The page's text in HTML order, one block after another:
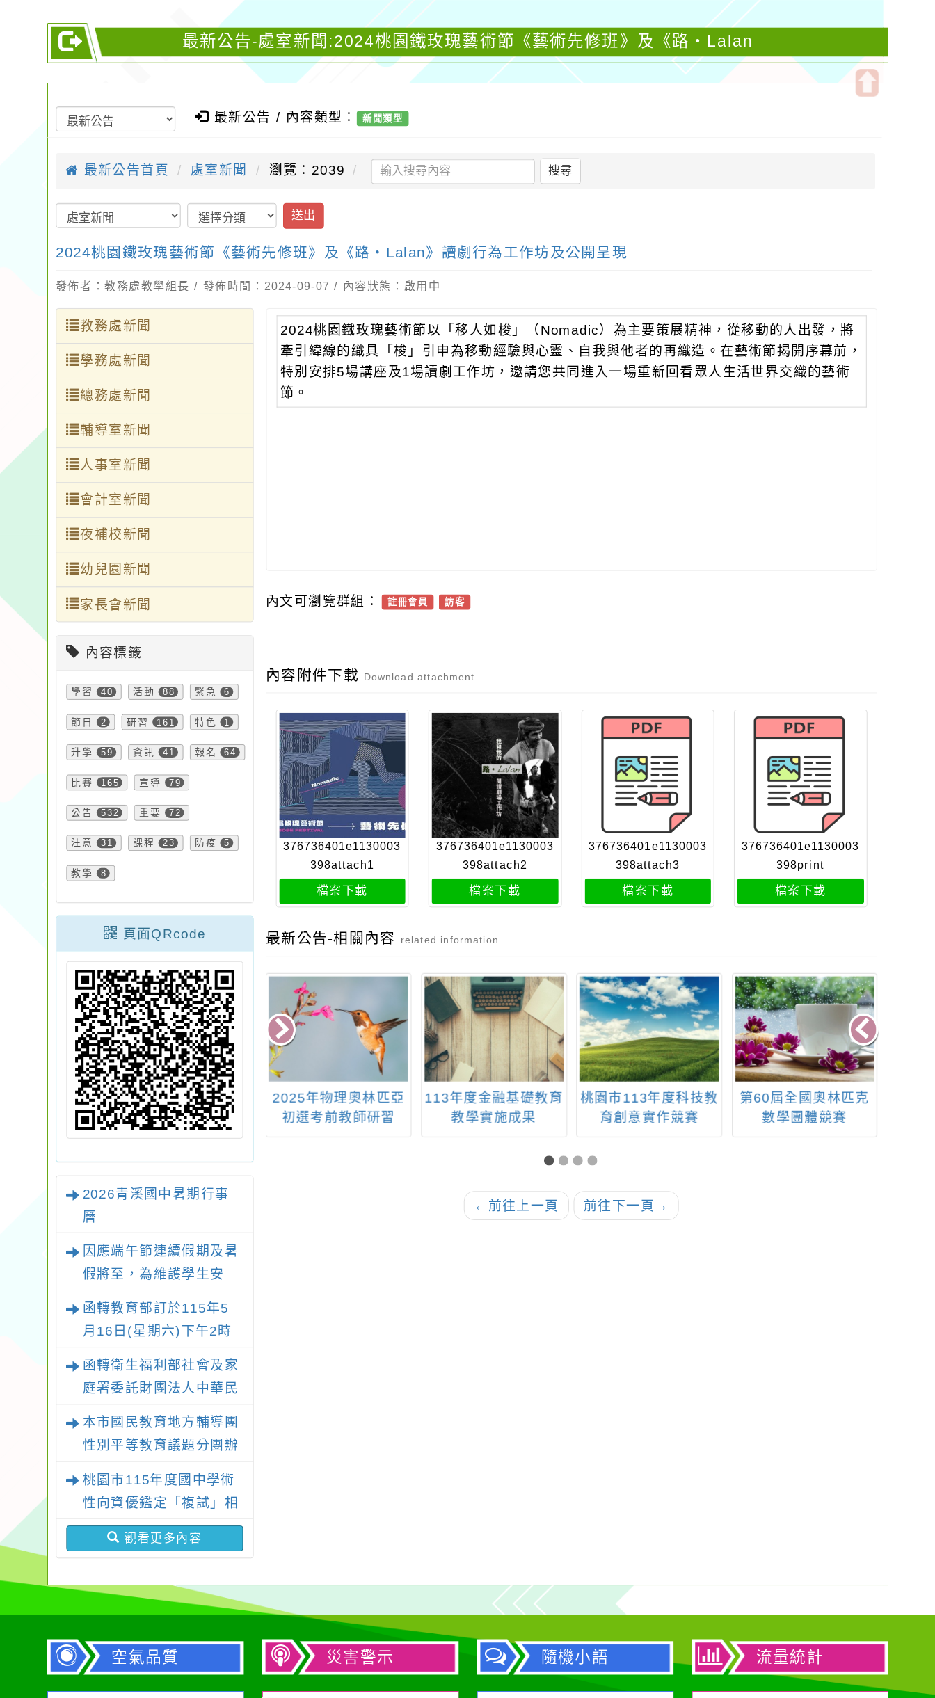
最新公告-處室新聞:2024桃園鐵玫瑰藝術節《藝術先修班》及《路・Lalan
最新公告 / 內容類型： 新聞類型
最新公告首頁 處室新聞 瀏覽：2039 搜尋
送出
2024桃園鐵玫瑰藝術節《藝術先修班》及《路・Lalan》讀劇行為工作坊及公開呈現
發佈者：教務處教學組長 / 發佈時間：2024-09-07 / 內容狀態：啟用中
教務處新聞
學務處新聞
總務處新聞
輔導室新聞
人事室新聞
會計室新聞
夜補校新聞
幼兒園新聞
家長會新聞
內容標籤
學習 40 活動 88 緊急 6
節日 2 研習 161 特色 1
升學 59 資訊 41 報名 64
比賽 165 宣導 79
公告 532 重要 72
注意 31 課程 23 防疫 5
教學 8
頁面QRcode
2026青溪國中暑期行事
曆
因應端午節連續假期及暑
假將至，為維護學生安
函轉教育部訂於115年5
月16日(星期六)下午2時
理「115年度515國際家
庭日宣導及系列座談活
函轉衛生福利部社會及家
庭署委託財團法人中華民
屬擅帶服務-網絡單位-線
上課程」一案
本市國民教育地方輔導團
性別平等教育議題分團辦
場）」乙案，鼓勵教師參
桃園市115年度國中學術
性向資優鑑定「複試」相
關資訊
觀看更多內容
2024桃園鐵玫瑰藝術節以「移人如梭」（Nomadic）為主要策展精神，從移動的人出發，將
牽引緯線的織具「梭」引申為移動經驗與心靈、自我與他者的再織造。在藝術節揭開序幕前，
特別安排5場講座及1場讀劇工作坊，邀請您共同進入一場重新回看眾人生活世界交織的藝術
節。
內文可瀏覽群組： 註冊會員 訪客
內容附件下載 Download attachment
376736401e1130003
398attach1
檔案下載
376736401e1130003
398attach2
檔案下載
376736401e1130003
398attach3
檔案下載
376736401e1130003
398print
檔案下載
最新公告-相關內容 related information
立青溪國民中
年度第1學期
10招)代理教
第七次招考無
「課推策略創意發
想」企劃書徵稿
2025年物理奧林匹亞
初選考前教師研習
113年度金融基礎教育
教學實施成果
桃園市113年度科技教
育創意實作競賽
第60屆全國奧林匹克
數學團體競賽
← 前往上一頁 前往下一頁 →
空氣品質 災害警示 隨機小語 流量統計